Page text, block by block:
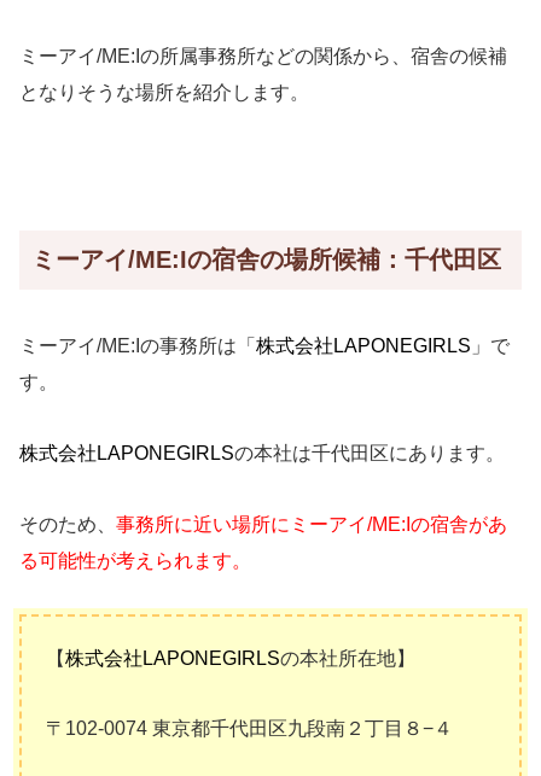
ミーアイ/ME:Iの所属事務所などの関係から、宿舎の候補
となりそうな場所を紹介します。
ミーアイ/ME:Iの宿舎の場所候補：千代田区
ミーアイ/ME:Iの事務所は「 株式会社LAPONEGIRLS 」で
す。
株式会社LAPONEGIRLSの本社は千代田区にあります。
そのため、 事務所に近い場所にミーアイ/ME:Iの宿舎があ
る可能性が考えられます。
【株式会社LAPONEGIRLSの本社所在地】
〒102-0074 東京都千代田区九段南２丁目８−４